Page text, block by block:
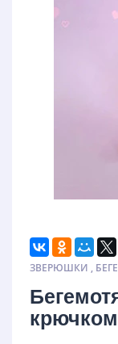
ЗВЕРЮШКИ ,
крючком